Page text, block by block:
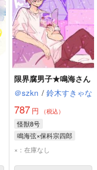
限界腐男子★鳴海さん
＠szkn / 鈴木すきゃな
787円 （税込）
怪獣8号
鳴海弦×保科宗四郎
鳴海弦
保科宗四郎
×：在庫なし